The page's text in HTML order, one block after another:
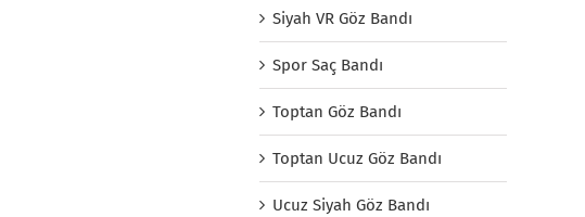
Siyah VR Göz Bandı
Spor Saç Bandı
Toptan Göz Bandı
Toptan Ucuz Göz Bandı
Ucuz Siyah Göz Bandı